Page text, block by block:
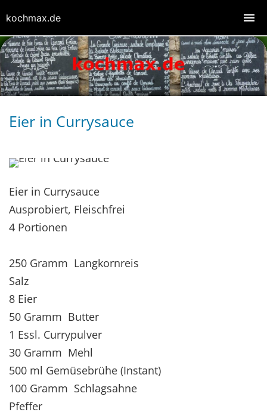
Eier in Currysauce
Eier in Currysauce
Ausprobiert, Fleischfrei
4 Portionen
250 Gramm Langkornreis
Salz
8 Eier
50 Gramm Butter
1 Essl. Currypulver
30 Gramm Mehl
500 ml Gemüsebrühe (Instant)
100 Gramm Schlagsahne
Pfeffer
kochmax.de